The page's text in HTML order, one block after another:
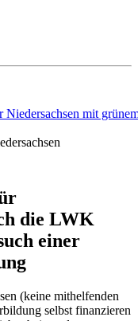
die LWK
einer
(keine mithelfenden
selbst finanzieren